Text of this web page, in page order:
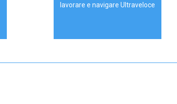
lavorare e navigare Ultraveloce